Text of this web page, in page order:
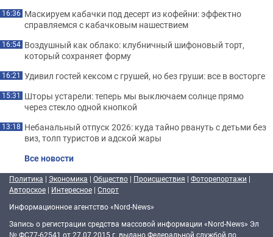
16:36 Маскируем кабачки под десерт из кофейни: эффектно
справляемся с кабачковым нашествием
16:54 Воздушный как облако: клубничный шифоновый торт,
который сохраняет форму
16:21 Удивил гостей кексом с грушей, но без груши: все в восторге
15:31 Шторы устарели: теперь мы выключаем солнце прямо
через стекло одной кнопкой
13:18 Небанальный отпуск 2026: куда тайно рвануть с детьми без
виз, толп туристов и адской жары
Все новости
Политика | Экономика | Общество | Происшествия | Фоторепортажи |
Авторское | Интересное | Спорт
Информационное агентство «Nord-News»
Запись о регистрации средства массовой информации «Nord-News» Эл
№ ФС77-62541 от 27.07.2015 г. выдано Федеральной службой по